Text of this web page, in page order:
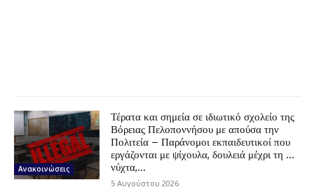
Ανακοινώσεις
Τέρατα και σημεία σε ιδιωτικό σχολείο της
Βόρειας Πελοποννήσου με απούσα την
Πολιτεία – Παράνομοι εκπαιδευτικοί που
εργάζονται με ψίχουλα, δουλειά μέχρι τη …
νύχτα,...
5 Αυγούστου 2026